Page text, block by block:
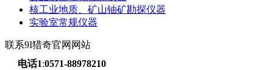
核工业地质、矿山铀矿勘探仪器
实验室常规仪器
联系9I猎奇官网网站
电话1:0571-88978210